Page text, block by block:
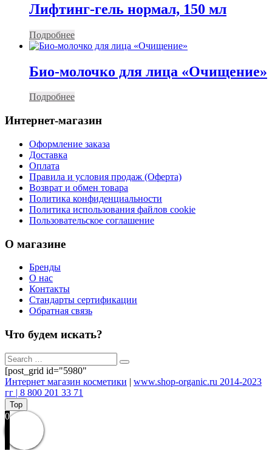
Лифтинг-гель нормал, 150 мл
Подробнее
Био-молочко для лица «Очищение»
Подробнее
Интернет-магазин
Оформление заказа
Доставка
Оплата
Правила и условия продаж (Оферта)
Возврат и обмен товара
Политика конфиденциальности
Политика использования файлов cookie
Пользовательское соглашение
О магазине
Бренды
О нас
Контакты
Стандарты сертификации
Обратная связь
Что будем искать?
[post_grid id="5980"
Интернет магазин косметики | www.shop-organic.ru 2014-2023
гг | 8 800 201 33 71
Top
0